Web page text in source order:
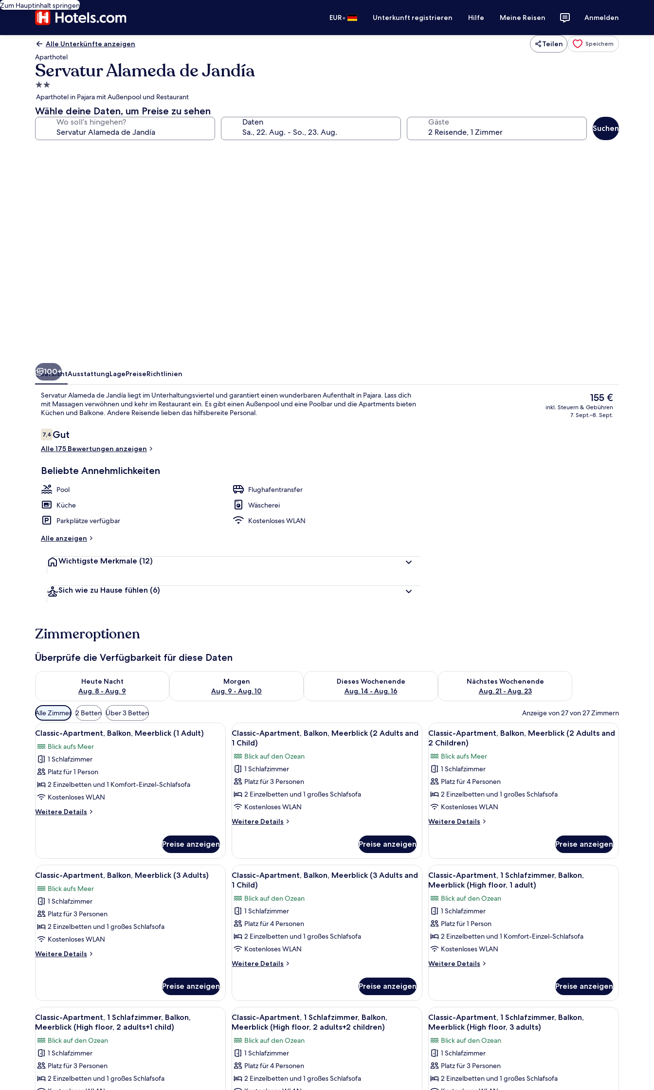
Zum Hauptinhalt springen
EUR• Unterkunft registrieren Hilfe Meine Reisen Anmelden
Alle Unterkünfte anzeigen Teilen Speichern
Aparthotel
Servatur Alameda de Jandía
2.0-
Sterne-
Unterkunft
Aparthotel in Pajara mit Außenpool und Restaurant
Wähle deine Daten, um Preise zu sehen
Wo soll’s hingehen? Daten Gäste
Suchen
Tägliches Frühstücksbuffet gegen
100+
ÜbersichtAusstattungLagePreiseRichtlinien
Servatur Alameda de Jandía liegt im Unterhaltungsviertel und garantiert einen wunderbaren Aufenthalt in Pajara. Lass dich
mit Massagen verwöhnen und kehr im Restaurant ein. Es gibt einen Außenpool und eine Poolbar und die Apartments bieten
Küchen und Balkone. Andere Reisende lieben das hilfsbereite Personal.
Bewertungen
7,47,4 von 10.
Gut
Alle 175 Bewertungen anzeigen
Beliebte Annehmlichkeiten
Pool
Flughafentransfer
Küche
Wäscherei
Parkplätze verfügbar
Kostenloses WLAN
Alle anzeigen
Wichtigste Merkmale (12)
Sich wie zu Hause fühlen (6)
Der
aktuelle
Preis
155 €
inkl. Steuern & Gebühren
7. Sept.–8. Sept.
Zimmeroptionen
Überprüfe die Verfügbarkeit für diese Daten
Heute Nacht
Aug. 8 - Aug. 9
Überprüfe die Verfügbarkeit für heute Nacht, Aug. 8 - Aug. 9.
Morgen
Aug. 9 - Aug. 10
Überprüfe die Verfügbarkeit für morgen, Aug. 9 - Aug. 10.
Dieses Wochenende
Aug. 14 - Aug. 16
Überprüfe die Verfügbarkeit für dieses Wochenende, Aug. 14 - Aug. 16.
Nächstes Wochenende
Aug. 21 - Aug. 23
Überprüfe die Verfügbarkeit für nächstes Wochenende, Aug.
Verfügbare
Filter
für
Alle Zimmer 2 Betten Über 3 Betten Anzeige von 27 von 27 Zimmern
Alle
Fotos
für
Classic-
Apartment,
Balkon,
Meerblick
Adult)
Schreibtisch, kostenlose Babybetten, kostenloses WLAN, Bettwäsche
10
Classic-Apartment, Balkon, Meerblick (1 Adult)
Blick aufs Meer
1 Schlafzimmer
Platz für 1 Person
2 Einzelbetten und 1 Komfort-Einzel-Schlafsofa
Kostenloses WLAN
Weitere Details
Weitere
Balkon,
Meerblick
(1
Preise anzeigen
Alle
Fotos
Classic-
Apartment,
Balkon,
Meerblick
(2
Adults
and
Child)
anzeigen
Schreibtisch, kostenlose Babybetten, kostenloses WLAN, Bettwäsche
10
Classic-Apartment, Balkon, Meerblick (2 Adults and
1 Child)
Blick auf den Ozean
1 Schlafzimmer
Platz für 3 Personen
2 Einzelbetten und 1 großes Schlafsofa
Kostenloses WLAN
Weitere Details
Weitere
Apartment,
Balkon,
Meerblick
(2
and
Child)
Preise anzeigen
Alle
Fotos
Classic-
Apartment,
Balkon,
Meerblick
(2
Adults
and
Children)
anzeigen
Schreibtisch, kostenlose Babybetten,
10
Classic-Apartment, Balkon, Meerblick (2 Adults and
2 Children)
Blick aufs Meer
1 Schlafzimmer
Platz für 4 Personen
2 Einzelbetten und 1 großes Schlafsofa
Kostenloses WLAN
Weitere Details
Weitere
Apartment,
Balkon,
Meerblick
(2
and
2
Children)
Preise anzeigen
Alle
Fotos
für
Classic-
Apartment,
Balkon,
Meerblick
Adults)
Schreibtisch, kostenlose Babybetten, kostenloses WLAN, Bettwäsche
10
Classic-Apartment, Balkon, Meerblick (3 Adults)
Blick aufs Meer
1 Schlafzimmer
Platz für 3 Personen
2 Einzelbetten und 1 großes Schlafsofa
Kostenloses WLAN
Weitere Details
Weitere
Balkon,
Meerblick
(3
Adults)
Preise anzeigen
Alle
Fotos
Classic-
Apartment,
Balkon,
Meerblick
(3
Adults
and
Child)
anzeigen
Schreibtisch, kostenlose Babybetten, kostenloses WLAN, Bettwäsche
11
Classic-Apartment, Balkon, Meerblick (3 Adults and
1 Child)
Blick auf den Ozean
1 Schlafzimmer
Platz für 4 Personen
2 Einzelbetten und 1 großes Schlafsofa
Kostenloses WLAN
Weitere Details
Weitere
Apartment,
Balkon,
Meerblick
(3
and
Child)
Preise anzeigen
Alle
Fotos
Classic-
Apartment,
1
Schlafzimmer,
Balkon,
Meerblick
(High
1
adult)
anzeigen
Schreibtisch, kostenlose Babybetten,
9
Classic-Apartment, 1 Schlafzimmer, Balkon,
Meerblick (High floor, 1 adult)
Blick auf den Ozean
1 Schlafzimmer
Platz für 1 Person
2 Einzelbetten und 1 Komfort-Einzel-Schlafsofa
Kostenloses WLAN
Weitere Details
Weitere
Apartment,
Schlafzimmer,
Balkon,
(High
floor,
adult)
Preise anzeigen
Alle
Fotos
Classic-
Apartment,
1
Schlafzimmer,
Schreibtisch, kostenlose Babybetten, kostenloses WLAN, Bettwäsche
9
Classic-Apartment, 1 Schlafzimmer, Balkon,
Meerblick (High floor, 2 adults+1 child)
Blick auf den Ozean
1 Schlafzimmer
Platz für 3 Personen
2 Einzelbetten und 1 großes Schlafsofa
Alle
Fotos
Classic-
Apartment,
1
Schlafzimmer,
Schreibtisch, kostenlose Babybetten, kostenloses WLAN, Bettwäsche
9
Classic-Apartment, 1 Schlafzimmer, Balkon,
Meerblick (High floor, 2 adults+2 children)
Blick auf den Ozean
1 Schlafzimmer
Platz für 4 Personen
2 Einzelbetten und 1 großes Schlafsofa
Alle
Fotos
Classic-
Apartment,
1
Schlafzimmer,
Schreibtisch, kostenlose Babybetten,
9
Classic-Apartment, 1 Schlafzimmer, Balkon,
Meerblick (High floor, 3 adults)
Blick auf den Ozean
1 Schlafzimmer
Platz für 3 Personen
2 Einzelbetten und 1 großes Schlafsofa